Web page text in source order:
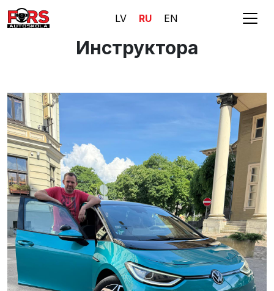
LV RU EN
Инструктора